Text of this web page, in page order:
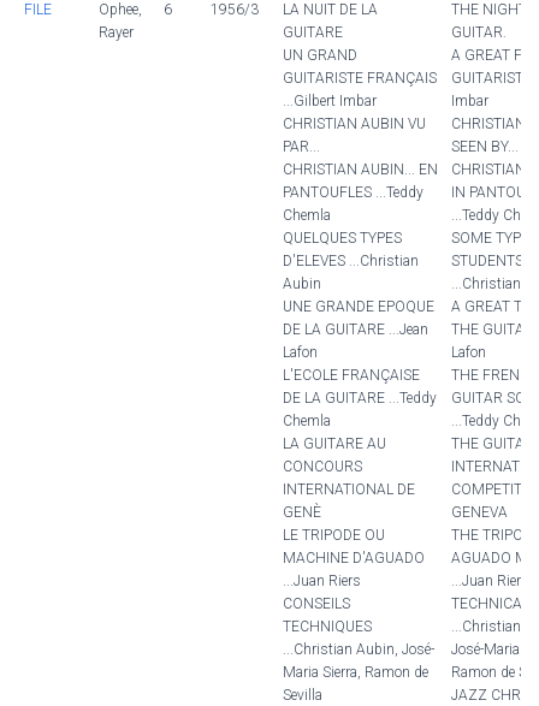
FILE
Ophee,
Rayer
6 1956/3
LA NUIT DE LA
GUITARE
UN GRAND
GUITARISTE FRANÇAIS
...Gilbert Imbar
CHRISTIAN AUBIN VU
PAR...
CHRISTIAN AUBIN... EN
PANTOUFLES ...Teddy
Chemla
QUELQUES TYPES
D'ELEVES ...Christian
Aubin
UNE GRANDE EPOQUE
DE LA GUITARE ...Jean
Lafon
L'ECOLE FRANÇAISE
DE LA GUITARE ...Teddy
Chemla
LA GUITARE AU
CONCOURS
INTERNATIONAL DE
GENÈ
LE TRIPODE OU
MACHINE D'AGUADO
...Juan Riers
CONSEILS
TECHNIQUES
...Christian Aubin, José-
Maria Sierra, Ramon de
Sevilla
THE NIGHT
GUITAR.
A GREAT
GUITARIST
Imbar
CHRISTIAN
SEEN BY...
CHRISTIAN
IN
...Teddy
SOME
STUDENTS
...Christian
A GREAT
THE GUITAR
Lafon
THE FRENCH
GUITAR
...Teddy
THE GUITAR
GENEVA
THE
AGUADO
...Juan Riers
TECHNICAL
...Christian
José-Maria
Ramon de
JAZZ